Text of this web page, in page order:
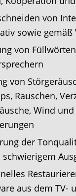
von
sowie gemäß
von
von
Rauschen,
Wind und
der
aus dem TV-